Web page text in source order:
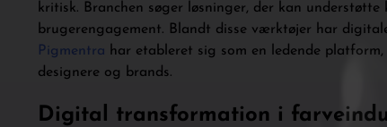
kritisk. Branchen søger løsninger, der kan
brugerengagement. Blandt disse værktøjer har
Pigmentra har etableret sig som en ledende
designere og brands.
Digital transformation i